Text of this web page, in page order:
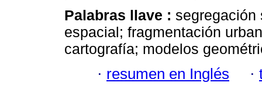
Palabras llave : segregación
espacial; fragmentación
cartografía; modelos
· resumen en Inglés ·